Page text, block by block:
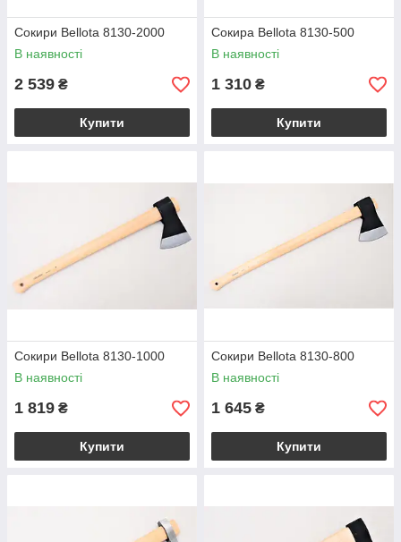
Сокири Bellota 8130-2000
В наявності
2 539 ₴
Купити
Сокира Bellota 8130-500
В наявності
1 310 ₴
Купити
Сокири Bellota 8130-1000
В наявності
1 819 ₴
Купити
Сокири Bellota 8130-800
В наявності
1 645 ₴
Купити